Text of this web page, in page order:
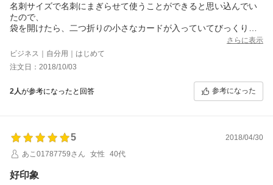
名刺サイズで名刺にまぎらせて使うことができると思い込んでい
たので、
袋を開けたら、二つ折りの小さなカードが入っていてびっくりし
とってもコンパクトなので、財布の中など色々なところに忍ばせ
やすいと思います。
香りもとてもよく気に入っているので、次回は別の香りのを購入
さらに表示
ビジネス｜自分用｜はじめて
注文日：2018/10/03
2人が参考になったと回答 参考になった
5
2018/04/30
あこ01787759さん
女性 40代
好印象